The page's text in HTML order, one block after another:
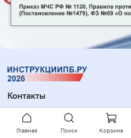
Контакты
+79607929452
+78007007216
Главная Поиск Корзина